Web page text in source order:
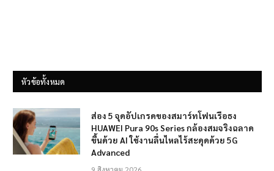
หัวข้อทั้งหมด
ส่อง 5 จุดอัปเกรดของสมาร์ทโฟนเรือธง
HUAWEI Pura 90s Series กล้องสมจริงฉลาด
ขึ้นด้วย AI ใช้งานลื่นไหลไร้สะดุดด้วย 5G
Advanced